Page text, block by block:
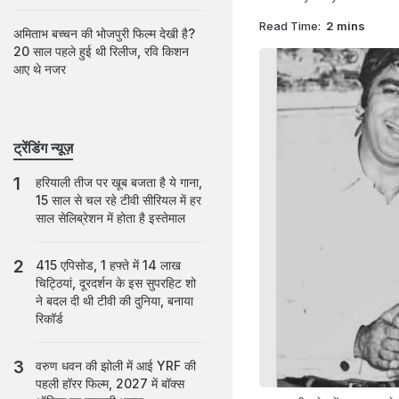
Read Time: 2 mins
अमिताभ बच्चन की भोजपुरी फिल्म देखी है?
20 साल पहले हुई थी रिलीज, रवि किशन
आए थे नजर
ट्रेंडिंग न्यूज़
हरियाली तीज पर खूब बजता है ये गाना,
15 साल से चल रहे टीवी सीरियल में हर
साल सेलिब्रेशन में होता है इस्तेमाल
415 एपिसोड, 1 हफ्ते में 14 लाख
चिट्ठियां, दूरदर्शन के इस सुपरहिट शो
ने बदल दी थी टीवी की दुनिया, बनाया
रिकॉर्ड
वरुण धवन की झोली में आई YRF की
पहली हॉरर फिल्म, 2027 में बॉक्स